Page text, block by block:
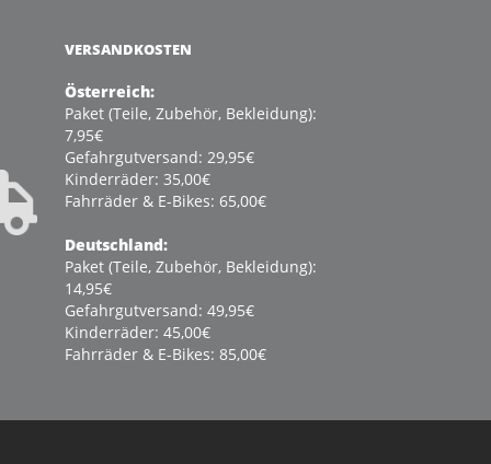
VERSANDKOSTEN
Österreich:
Paket (Teile, Zubehör, Bekleidung):
7,95€
Gefahrgutversand: 29,95€
Kinderräder: 35,00€
Fahrräder & E-Bikes: 65,00€
Deutschland:
Paket (Teile, Zubehör, Bekleidung):
14,95€
Gefahrgutversand: 49,95€
Kinderräder: 45,00€
Fahrräder & E-Bikes: 85,00€